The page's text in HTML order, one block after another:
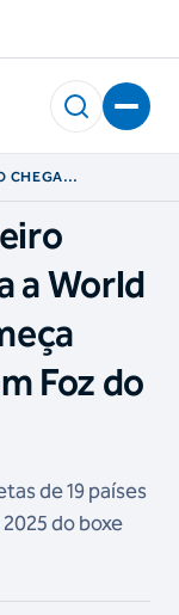
CHEGA
a World
Foz do
de 19 países
do boxe